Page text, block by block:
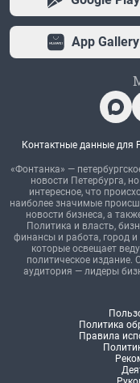
App Gallery
Контактные данные для
«Фонтанка» —
новости Петербурга,
интересное, что
наиболее значимые
новости бизнеса, а
Политика и власть,
финансы и работа, город
которые освещает
политическое издание.
аудитория — лидеры
Политика
Правила